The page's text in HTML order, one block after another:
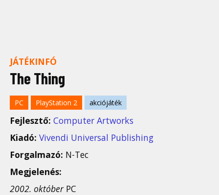
JÁTÉKINFÓ
The Thing
PC PlayStation 2 akciójáték
Fejlesztő: Computer Artworks
Kiadó: Vivendi Universal Publishing
Forgalmazó: N-Tec
Megjelenés:
2002. októberPC